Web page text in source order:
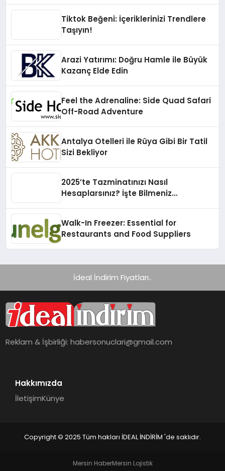
Tiktok Beğeni: İçeriklerinizi Trendlere
Taşıyın!
Arazi Yatırımı: Doğru Hamle ile Büyük
Kazanç Elde Edin
Feel the Adrenaline: Side Quad Safari
Off-Road Adventure
Antalya Otelleri ile Rüya Gibi Bir Tatil
Sizi Bekliyor
2025’te Tazminatınızı Nasıl
Hesaplarsınız? İşte Bilmeniz
Walk-In Freezer: Essential for
Restaurants and Food Suppliers
İdeal İndirim Fiyatları..
Reklam & İşbirliği:habersonuclari@gmail.com
Hakkımızda
İletişimKünye
Copyright © 2025 Tüm hakları İDEAL İNDİRİM 'de saklıdır.
Mersin HaberMersin Lojistik